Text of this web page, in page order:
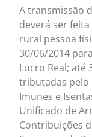
A transmissão
deverá ser
rural pessoa
30/06/2014
Lucro Real; até
tributadas pelo
Imunes e
Unificado de
Contribuições